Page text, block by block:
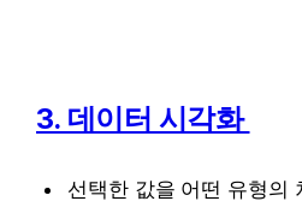
3. 데이터 시각화
선택한 값을 어떤 유형의